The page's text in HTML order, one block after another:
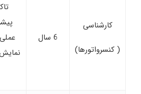
کارشناسی
( کنسرواتورها)
6 سال